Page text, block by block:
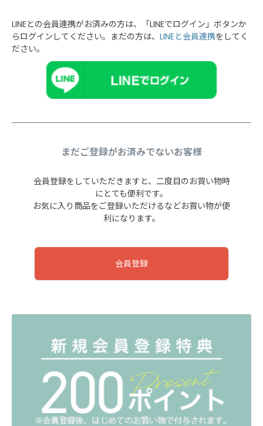
LINEとの会員連携がお済みの方は、「LINEでログイン」ボタンか
らログインしてください。まだの方は、 LINEと会員連携をしてく
ださい。
まだご登録がお済みでないお客様
会員登録をしていただきますと、二度目のお買い物時
にとても便利です。
お気に入り商品をご登録いただけるなどお買い物が便
利になります。
会員登録